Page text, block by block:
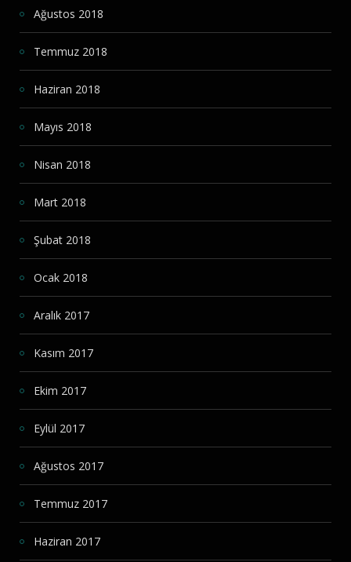
Ağustos 2018
Temmuz 2018
Haziran 2018
Mayıs 2018
Nisan 2018
Mart 2018
Şubat 2018
Ocak 2018
Aralık 2017
Kasım 2017
Ekim 2017
Eylül 2017
Ağustos 2017
Temmuz 2017
Haziran 2017